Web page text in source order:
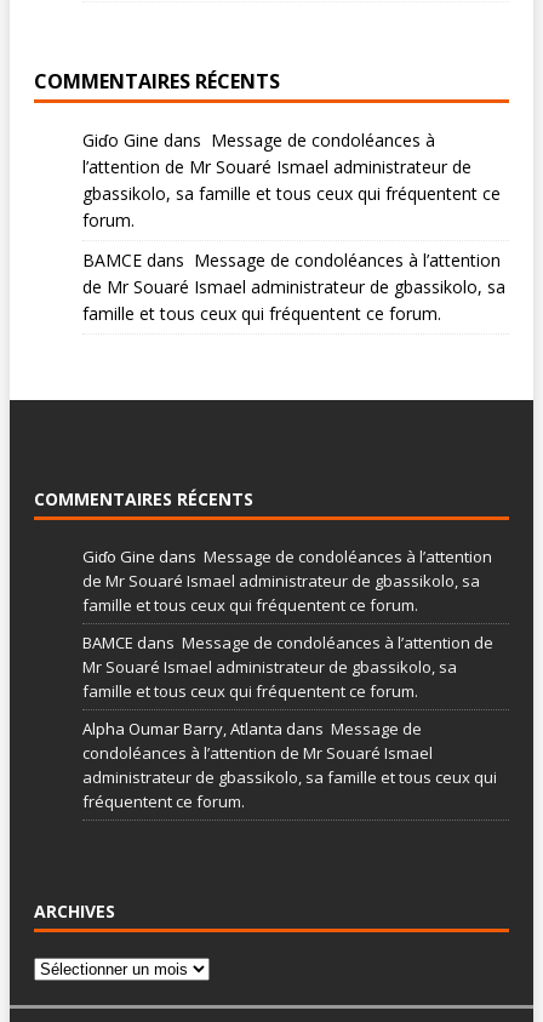
COMMENTAIRES RÉCENTS
Giɗo Gine dans Message de condoléances à
l’attention de Mr Souaré Ismael administrateur de
gbassikolo, sa famille et tous ceux qui fréquentent ce
forum.
BAMCE dans Message de condoléances à l’attention
de Mr Souaré Ismael administrateur de gbassikolo, sa
famille et tous ceux qui fréquentent ce forum.
COMMENTAIRES RÉCENTS
Giɗo Gine dans Message de condoléances à l’attention
de Mr Souaré Ismael administrateur de gbassikolo, sa
famille et tous ceux qui fréquentent ce forum.
BAMCE dans Message de condoléances à l’attention de
Mr Souaré Ismael administrateur de gbassikolo, sa
famille et tous ceux qui fréquentent ce forum.
Alpha Oumar Barry, Atlanta dans Message de
condoléances à l’attention de Mr Souaré Ismael
administrateur de gbassikolo, sa famille et tous ceux qui
fréquentent ce forum.
ARCHIVES